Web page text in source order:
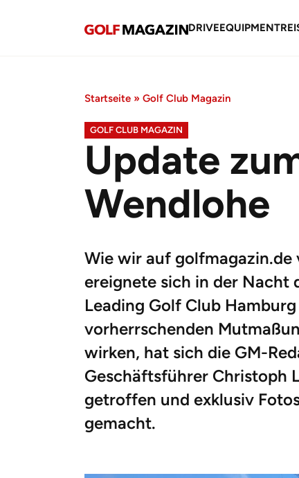
DRIVEEQUIPMENT
Startseite » Golf Club Magazin
GOLF CLUB MAGAZIN
Update
Wendlohe
Wie wir auf golfmagazin.de
ereignete sich in der Nacht
Leading Golf Club
vorherrschenden
wirken, hat sich die GM-
Geschäftsführer Christoph
getroffen und exklusiv
gemacht.